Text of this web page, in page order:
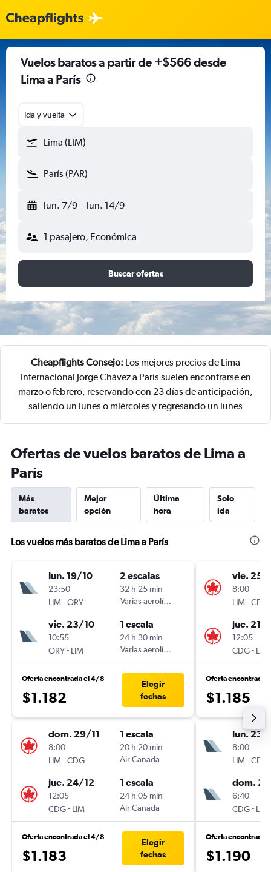
Vuelos baratos a partir de +$566 desde
Lima a París
Ida y vuelta
Lima (LIM)
París (PAR)
lun. 7/9 - lun. 14/9
1 pasajero, Económica
Buscar ofertas
Cheapflights Consejo: Los mejores precios de Lima
Internacional Jorge Chávez a París suelen encontrarse en
marzo o febrero, reservando con 23 días de anticipación,
saliendo un lunes o miércoles y regresando un lunes
Ofertas de vuelos baratos de Lima a
París
Más
baratos
Mejor
opción
Última
hora
Solo
ida
Los vuelos más baratos de Lima a París
lun. 19/10
23:50
LIM-ORY
2 escalas
32 h 25 min
Varias aerolíneas
vie. 23/10
10:55
ORY- LIM
1 escala
24 h 30 min
Varias aerolíneas
Oferta encontrada el 4/8
$1.182
Elegir
fechas
dom. 29/11
8:00
LIM-CDG
1 escala
20 h 20 min
Air Canada
jue. 24/12
12:05
CDG- LIM
1 escala
24 h 05 min
Air Canada
Oferta encontrada el 4/8
$1.183
Elegir
fechas
vie. 25/
8:00
LIM-CDG
jue. 21/1
12:05
CDG- LIM
Oferta encontrada
$1.185
lun. 23/
8:00
LIM-CDG
dom.
6:40
CDG- LIM
Oferta encontrada
$1.190